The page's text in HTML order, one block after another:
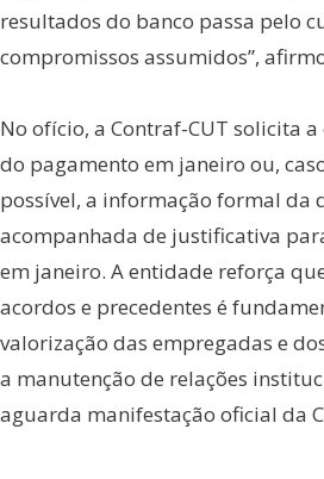
resultados do banco passa pelo
compromissos assumidos”,
No ofício, a Contraf-CUT solicita
do pagamento em janeiro ou,
possível, a informação formal da
acompanhada de justificativa
em janeiro. A entidade reforça
acordos e precedentes é
valorização das empregadas e
a manutenção de relações
aguarda manifestação oficial da